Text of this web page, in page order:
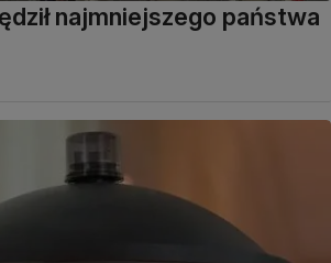
najmniejszego państwa